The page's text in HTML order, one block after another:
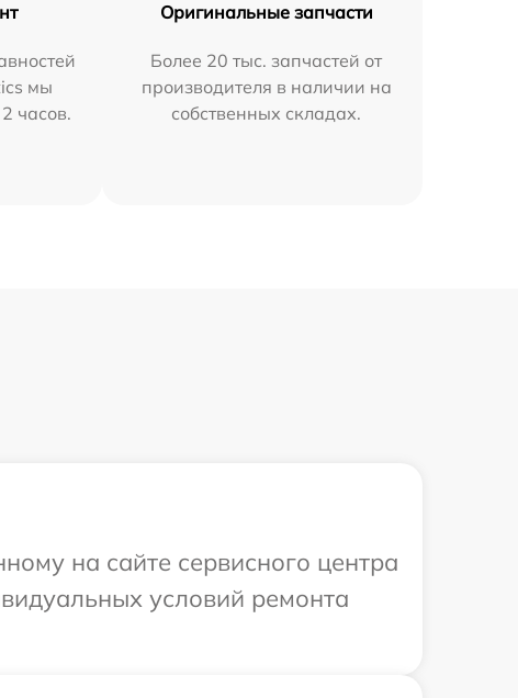
мы
часов.
Оригинальные запчасти
Более 20 тыс. запчастей от
производителя в наличии на
собственных складах.
на сайте сервисного центра
условий ремонта